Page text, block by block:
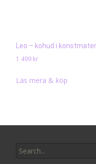
Leo – kohud i
1 499 kr
Läs mera & köp
for: